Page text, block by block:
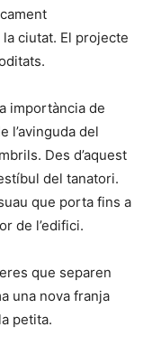
ciutat. El projecte
importància de
l’avinguda del
Des d’aquest
del tanatori.
que porta fins a
de l’edifici.
que separen
una nova franja
petita.